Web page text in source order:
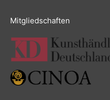
Mitgliedschaften